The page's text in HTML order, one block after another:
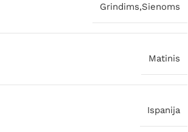
Grindims,Sienoms
Matinis
Ispanija